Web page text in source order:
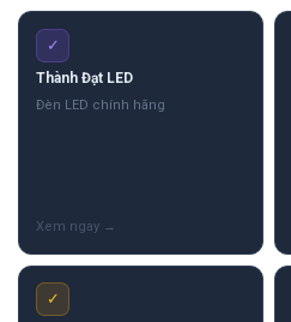
✓
Thành Đạt LED
Đèn LED chính hãng
✓